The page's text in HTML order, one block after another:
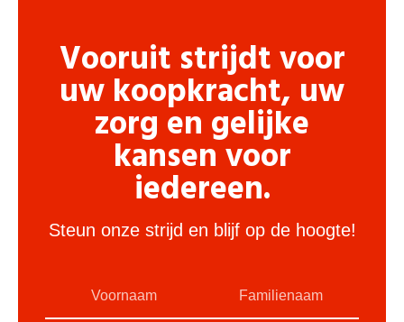
Vooruit strijdt voor
uw koopkracht, uw
zorg en gelijke
kansen voor
iedereen.
Steun onze strijd en blijf op de hoogte!